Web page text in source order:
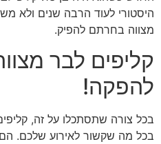
היסטורי לעוד הרבה שנים ולא
מצווה בחרתם להפיק.
קליפים לבר
להפקה!
בכל צורה שתסתכלו על זה,
בכל מה שקשור לאירוע שלכם.